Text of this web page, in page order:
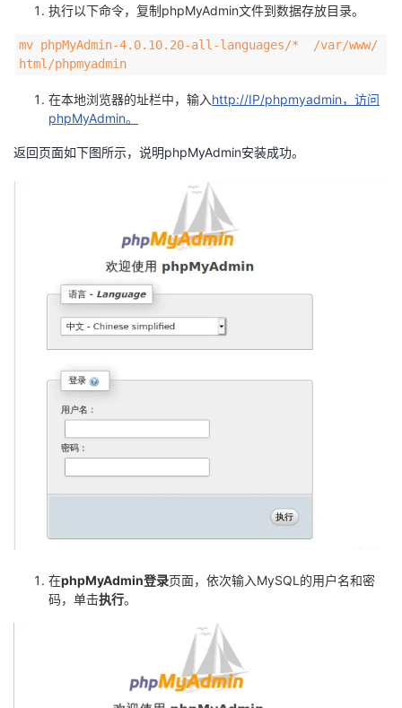
执行以下命令，复制phpMyAdmin文件到数据存放目录。
mv phpMyAdmin-4.0.10.20-all-languages/* /var/www/
html/phpmyadmin
在本地浏览器的址栏中，输入http://IP/phpmyadmin，访问
phpMyAdmin。
返回页面如下图所示，说明phpMyAdmin安装成功。
在phpMyAdmin登录页面，依次输入MySQL的用户名和密
码，单击执行。